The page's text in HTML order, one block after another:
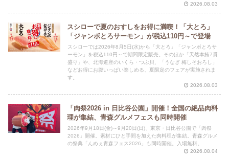
2026.08.03
スシローで夏のおすしをお得に満喫！「大とろ」
「ジャンボとろサーモン」が税込110円～で登場
スシローでは2026年8月5日(水)から「大とろ」「ジャンボとろサ
ーモン」を税込110円～で期間限定販売。そのほか「天然本鮪7貫
盛り」や、北海道産のいくら・つぶ貝、「うなぎ 梅しそおろし」
などお得にお腹いっぱい楽しめる、夏限定のフェアが実施されま
す。
2026.08.03
「肉祭2026 in 日比谷公園」開催！全国の絶品肉料
理が集結、青森グルメフェスも同時開催
2026年9月18日(金)～9月20日(日)、東京・日比谷公園で「肉祭
2026」開催。素材にひと手間を加えた肉料理が集結。青森グルメ
の祭典「んめぇ青森フェス2026」も同時開催。入場無料。
2026.08.04